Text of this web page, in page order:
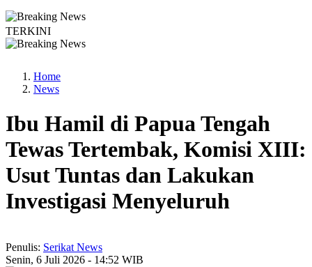
TERKINI
Home
News
Ibu Hamil di Papua Tengah
Tewas Tertembak, Komisi XIII:
Usut Tuntas dan Lakukan
Investigasi Menyeluruh
Penulis: Serikat News
Senin, 6 Juli 2026 - 14:52 WIB